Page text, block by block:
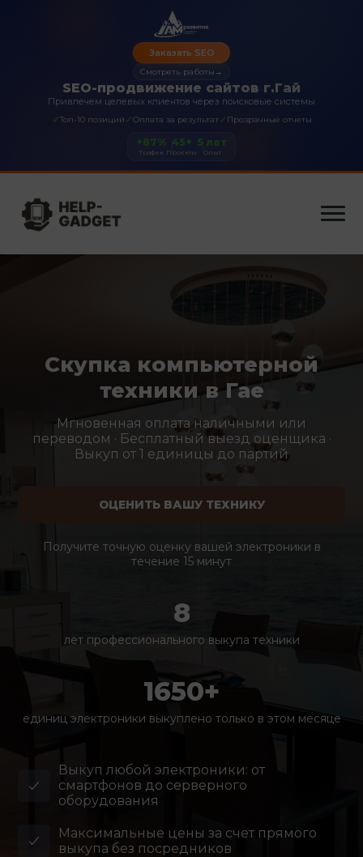
SEO-продвижение сайтов г.Гай
Привлечем целевых клиентов через поисковые системы
✓Топ-10 позиций ✓Оплата за результат✓ Прозрачные отчеты
Заказать SEO
Смотреть работы →
+87%
Трафик
45+
Проекты
5 лет
Опыт
Скупка компьютерной
техники в Гае
Мгновенная оплата наличными или
переводом · Бесплатный выезд оценщика ·
Выкуп от 1 единицы до партий
ОЦЕНИТЬ ВАШУ ТЕХНИКУ
Получите точную оценку вашей электроники в
течение 15 минут
8
лет профессионального выкупа техники
1650+
единиц электроники выкуплено только в этом месяце
Выкуп любой электроники: от
смартфонов до серверного
оборудования
Максимальные цены за счет прямого
выкупа без посредников